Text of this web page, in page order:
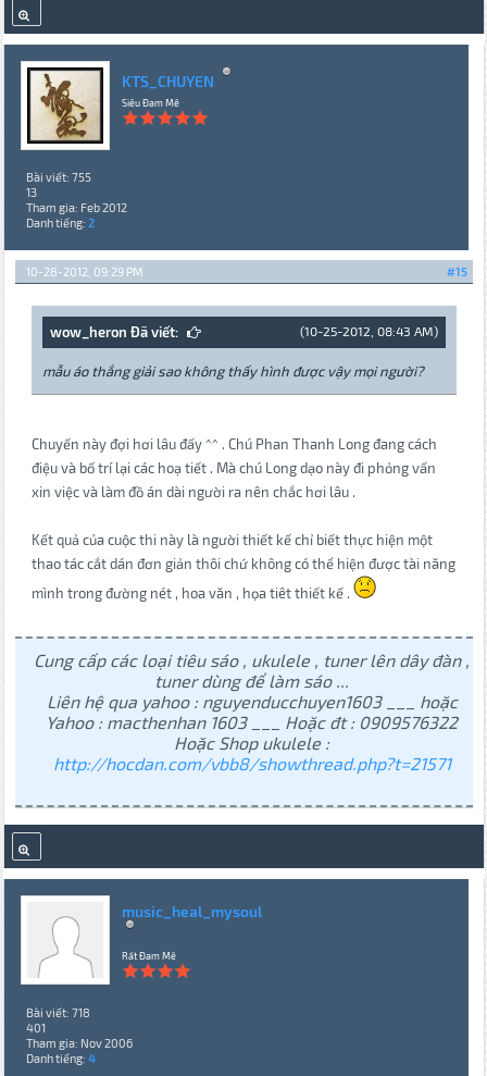
KTS_CHUYEN
Siêu Đam Mê
Bài viết: 755
13
Tham gia: Feb 2012
Danh tiếng: 2
#15
10-28-2012, 09:29 PM
(10-25-2012, 08:43 AM)
wow_heron Đã viết:
mẫu áo thắng giải sao không thấy hình được vậy mọi người?
Chuyến này đợi hơi lâu đấy ^^ . Chú Phan Thanh Long đang cách
điệu và bố trí lại các hoạ tiết . Mà chú Long dạo này đi phỏng vấn
xin việc và làm đồ án dài người ra nên chắc hơi lâu .
Kết quả của cuộc thi này là người thiết kế chỉ biết thực hiện một
thao tác cắt dán đơn giản thôi chứ không có thể hiện được tài năng
mình trong đường nét , hoa văn , họa tiêt thiết kế .
Cung cấp các loại tiêu sáo , ukulele , tuner lên dây đàn ,
tuner dùng để làm sáo ...
Liên hệ qua yahoo : nguyenducchuyen1603 ___ hoặc
Yahoo : macthenhan 1603 ___ Hoặc đt : 0909576322
Hoặc Shop ukulele :
http://hocdan.com/vbb8/showthread.php?t=21571
music_heal_mysoul
Rất Đam Mê
Bài viết: 718
401
Tham gia: Nov 2006
Danh tiếng: 4